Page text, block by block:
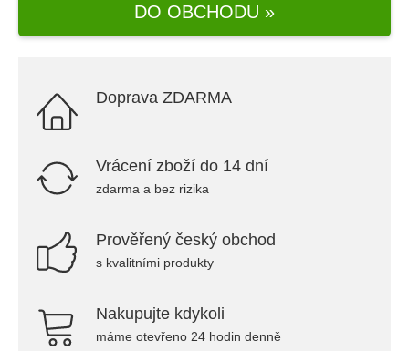
DO OBCHODU »
Doprava ZDARMA
Vrácení zboží do 14 dní
zdarma a bez rizika
Prověřený český obchod
s kvalitními produkty
Nakupujte kdykoli
máme otevřeno 24 hodin denně